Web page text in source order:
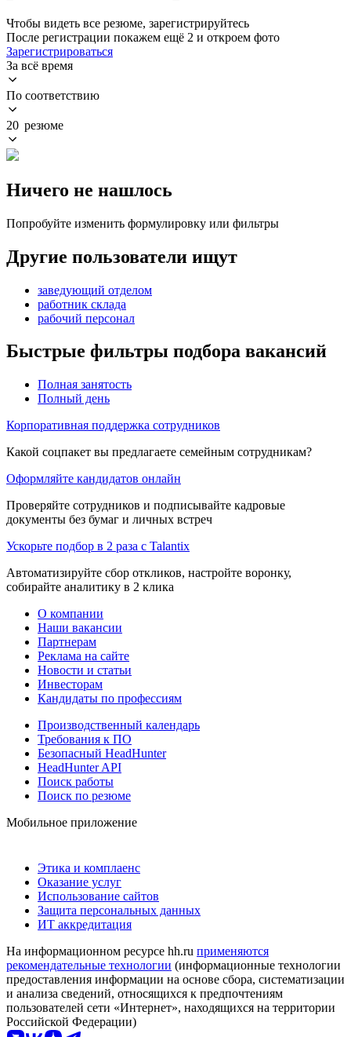
Чтобы видеть все резюме, зарегистрируйтесь
После регистрации покажем ещё 2 и откроем фото
Зарегистрироваться
За всё время
По соответствию
20 резюме
Ничего не нашлось
Попробуйте изменить формулировку или фильтры
Другие пользователи ищут
заведующий отделом
работник склада
рабочий персонал
Быстрые фильтры подбора вакансий
Полная занятость
Полный день
Корпоративная поддержка сотрудников
Какой соцпакет вы предлагаете семейным сотрудникам?
Оформляйте кандидатов онлайн
Проверяйте сотрудников и подписывайте кадровые
документы без бумаг и личных встреч
Ускорьте подбор в 2 раза с Talantix
Автоматизируйте сбор откликов, настройте воронку,
собирайте аналитику в 2 клика
О компании
Наши вакансии
Партнерам
Реклама на сайте
Новости и статьи
Инвесторам
Кандидаты по профессиям
Производственный календарь
Требования к ПО
Безопасный HeadHunter
HeadHunter API
Поиск работы
Поиск по резюме
Мобильное приложение
Этика и комплаенс
Оказание услуг
Использование сайтов
Защита персональных данных
ИТ аккредитация
На информационном ресурсе hh.ru применяются
рекомендательные технологии (информационные технологии
предоставления информации на основе сбора, систематизации
и анализа сведений, относящихся к предпочтениям
пользователей сети «Интернет», находящихся на территории
Российской Федерации)